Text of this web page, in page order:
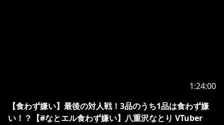
1:24:00
【食わず嫌い】最後の対人戦！3品のうち1品は食わず嫌
い！？【#なとエル食わず嫌い】八重沢なとり VTuber